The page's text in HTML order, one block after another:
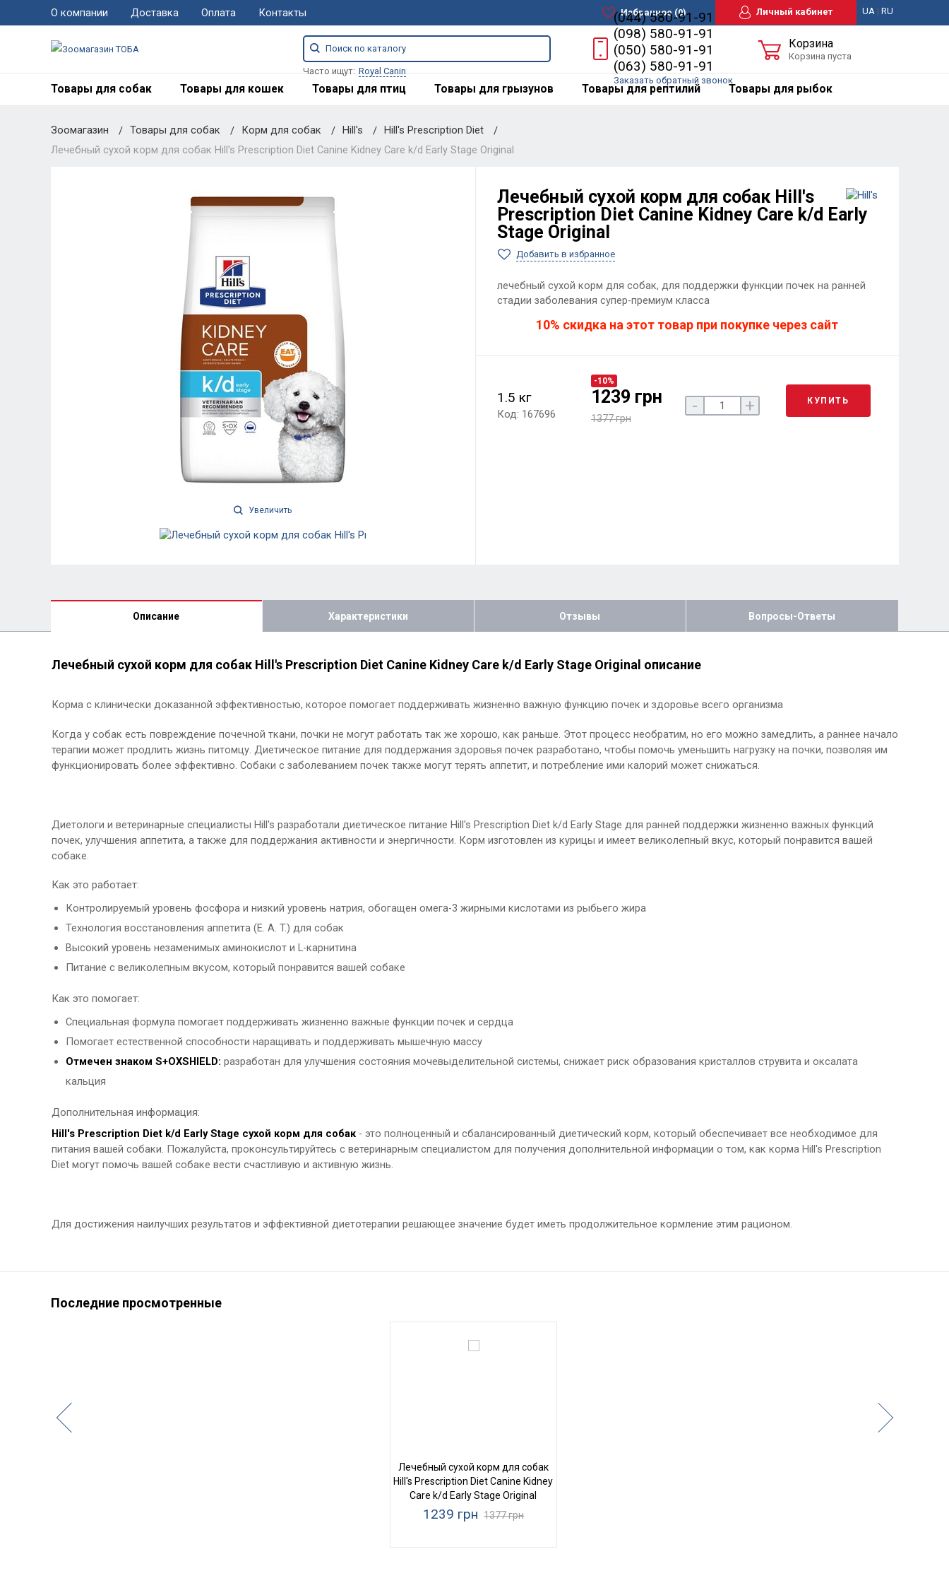
О компании Доставка Оплата Контакты Избранное(0) Личный кабинет UA| RU
Часто ищут: Royal Canin
(044) 580-91-91
(098) 580-91-91
(050) 580-91-91
(063) 580-91-91
Заказать обратный звонок
Корзина
Корзина пуста
Товары для собак Товары для кошек Товары для птиц Товары для грызунов Товары для рептилий Товары для рыбок
Зоомагазин Товары для собак Корм для собак Hill's
Hill's Prescription Diet
Лечебный сухой корм для собак Hill's Prescription Diet Canine Kidney Care k/d Early Stage Original
Увеличить
Лечебный сухой корм для собак Hill's
Prescription Diet Canine Kidney Care k/d Early
Stage Original
Добавить в избранное
лечебный сухой корм для собак, для поддержки функции почек на ранней
стадии заболевания супер-премиум класса
10% скидка на этот товар при покупке через сайт
1.5 кг
Код: 167696
-10%
1239 грн
1377 грн
- + КУПИТЬ
Описание Характеристики Отзывы Вопросы-Ответы
Лечебный сухой корм для собак Hill's Prescription Diet Canine Kidney Care k/d Early Stage Original описание
Корма с клинически доказанной эффективностью, которое помогает поддерживать жизненно важную функцию почек и здоровье всего организма
Когда у собак есть повреждение почечной ткани, почки не могут работать так же хорошо, как раньше. Этот процесс необратим, но его можно замедлить, а раннее начало
терапии может продлить жизнь питомцу. Диетическое питание для поддержания здоровья почек разработано, чтобы помочь уменьшить нагрузку на почки, позволяя им
функционировать более эффективно. Собаки с заболеванием почек также могут терять аппетит, и потребление ими калорий может снижаться.
Диетологи и ветеринарные специалисты Hill's разработали диетическое питание Hill's Prescription Diet k/d Early Stage для ранней поддержки жизненно важных функций
почек, улучшения аппетита, а также для поддержания активности и энергичности. Корм изготовлен из курицы и имеет великолепный вкус, который понравится вашей
собаке.
Как это работает:
Контролируемый уровень фосфора и низкий уровень натрия, обогащен омега-3 жирными кислотами из рыбьего жира
Технология восстановления аппетита (E. A. T.) для собак
Высокий уровень незаменимых аминокислот и L-карнитина
Питание с великолепным вкусом, который понравится вашей собаке
Как это помогает:
Специальная формула помогает поддерживать жизненно важные функции почек и сердца
Помогает естественной способности наращивать и поддерживать мышечную массу
Отмечен знаком S+OXSHIELD: разработан для улучшения состояния мочевыделительной системы, снижает риск образования кристаллов струвита и оксалата
кальция
Дополнительная информация:
Hill's Prescription Diet k/d Early Stage сухой корм для собак- это полноценный и сбалансированный диетический корм, который обеспечивает все необходимое для
питания вашей собаки. Пожалуйста, проконсультируйтесь с ветеринарным специалистом для получения дополнительной информации о том, как корма Hill's Prescription
Diet могут помочь вашей собаке вести счастливую и активную жизнь.
Для достижения наилучших результатов и эффективной диетотерапии решающее значение будет иметь продолжительное кормление этим рационом.
Последние просмотренные
Лечебный сухой корм для собак
Hill's Prescription Diet Canine Kidney
Care k/d Early Stage Original
1239 грн 1377 грн